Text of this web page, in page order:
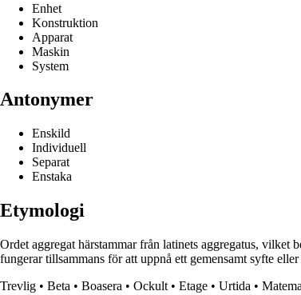
Enhet
Konstruktion
Apparat
Maskin
System
Antonymer
Enskild
Individuell
Separat
Enstaka
Etymologi
Ordet aggregat härstammar från latinets aggregatus, vilket
fungerar tillsammans för att uppnå ett gemensamt syfte
Trevlig • Beta • Boasera • Ockult • Etage • Urtida •